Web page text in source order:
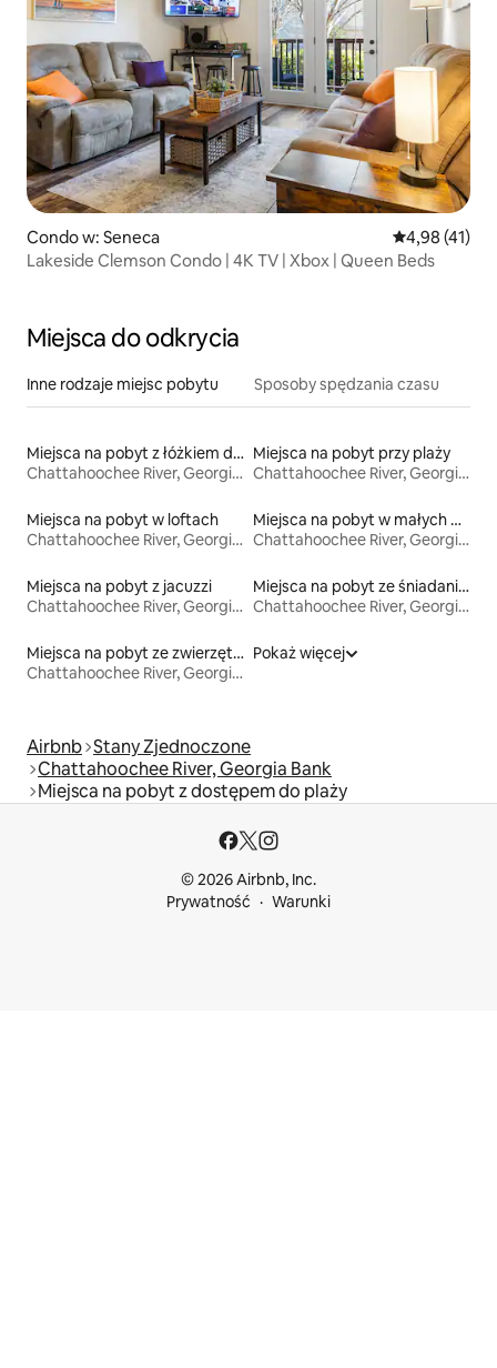
Condo w: Seneca Średnia
4,98 (41)
Lakeside Clemson Condo | 4K TV | Xbox | Queen Beds
Miejsca do odkrycia
Inne rodzaje miejsc pobytu Sposoby spędzania czasu
Miejsca na pobyt z łóżkiem dla osoby z niepełnosprawnością
Chattahoochee River, Georgia Bank
Miejsca na pobyt przy plaży
Chattahoochee River, Georgia Bank
Miejsca na pobyt w loftach
Chattahoochee River, Georgia Bank
Miejsca na pobyt w małych domkach
Chattahoochee River, Georgia Bank
Miejsca na pobyt z jacuzzi
Chattahoochee River, Georgia Bank
Miejsca na pobyt ze śniadaniem
Chattahoochee River, Georgia Bank
Miejsca na pobyt ze zwierzętami
Chattahoochee River, Georgia Bank
Pokaż więcej
Airbnb Stany Zjednoczone
Chattahoochee River, Georgia Bank
Miejsca na pobyt z dostępem do plaży
© 2026 Airbnb, Inc.
Prywatność
Warunki